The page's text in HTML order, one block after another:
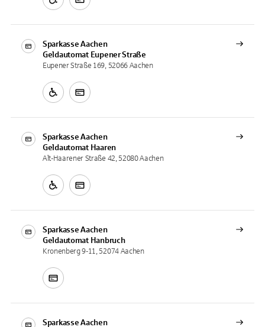
Sparkasse Aachen
Geldautomat Eupener Straße
Eupener Straße 169, 52066 Aachen
Sparkasse Aachen
Geldautomat Haaren
Alt-Haarener Straße 42, 52080 Aachen
Sparkasse Aachen
Geldautomat Hanbruch
Kronenberg 9-11, 52074 Aachen
Sparkasse Aachen